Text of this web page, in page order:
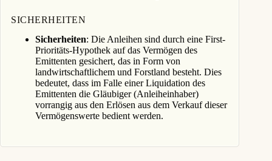
SICHERHEITEN
Sicherheiten: Die Anleihen sind durch eine First-
Prioritäts-Hypothek auf das Vermögen des
Emittenten gesichert, das in Form von
landwirtschaftlichem und Forstland besteht. Dies
bedeutet, dass im Falle einer Liquidation des
Emittenten die Gläubiger (Anleiheinhaber)
vorrangig aus den Erlösen aus dem Verkauf dieser
Vermögenswerte bedient werden.